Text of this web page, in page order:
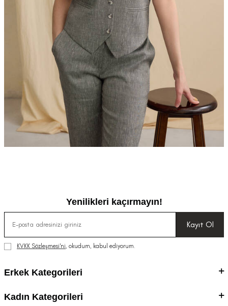
Yenilikleri kaçırmayın!
Kayıt Ol
KVKK Sözleşmesi'ni, okudum, kabul ediyorum.
Erkek Kategorileri
Kadın Kategorileri